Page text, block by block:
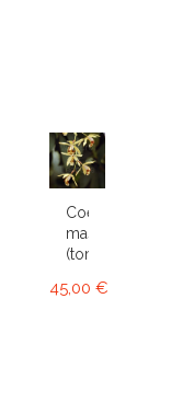
Coelogyne
massangeana
(tomentosa)
45,00 €